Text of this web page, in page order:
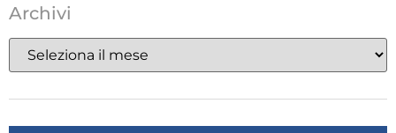
Archivi